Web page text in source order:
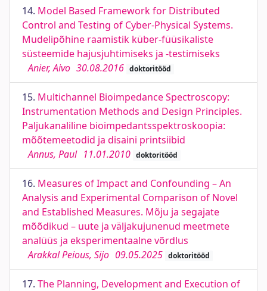
14. Model Based Framework for Distributed
Control and Testing of Cyber-Physical Systems.
Mudelipõhine raamistik küber-füüsikaliste
süsteemide hajusjuhtimiseks ja -testimiseks
Anier, Aivo 30.08.2016 doktoritööd
15. Multichannel Bioimpedance Spectroscopy:
Instrumentation Methods and Design Principles.
Paljukanaliline bioimpedantsspektroskoopia:
mõõtemeetodid ja disaini printsiibid
Annus, Paul 11.01.2010 doktoritööd
16. Measures of Impact and Confounding – An
Analysis and Experimental Comparison of Novel
and Established Measures. Mõju ja segajate
mõõdikud – uute ja väljakujunenud meetmete
analüüs ja eksperimentaalne võrdlus
Arakkal Peious, Sijo 09.05.2025 doktoritööd
17. The Planning, Development and Execution of